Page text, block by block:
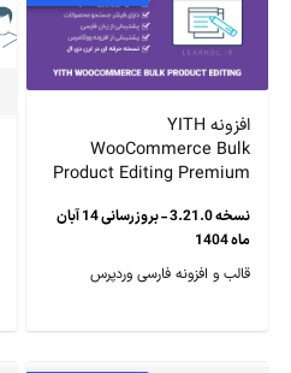
افزونه YITH
WooCommerce Bulk
Product Editing Premium
نسخه 3.21.0 - بروزرسانی 14 آبان
ماه 1404
قالب و افزونه فارسی وردپرس